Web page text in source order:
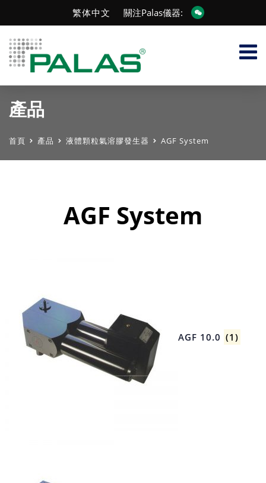
繁体中文 關注Palas儀器:
產品
首頁 產品 液體顆粒氣溶膠發生器 AGF System
AGF System
AGF 10.0 (1)